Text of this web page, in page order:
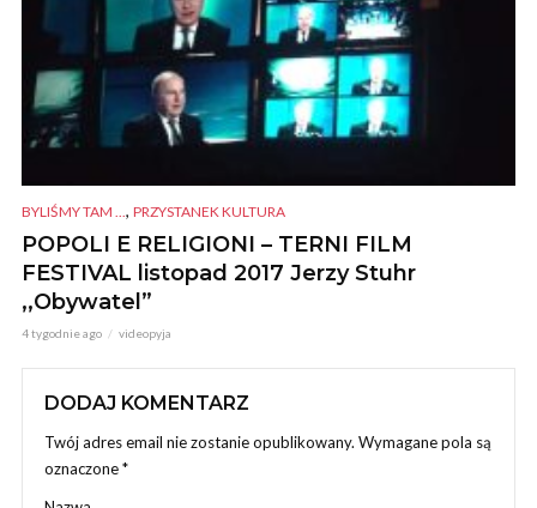
BYLIŚMY TAM ..., PRZYSTANEK KULTURA
POPOLI E RELIGIONI – TERNI FILM
FESTIVAL listopad 2017 Jerzy Stuhr
,,Obywatel”
4 tygodnie ago videopyja
DODAJ KOMENTARZ
Twój adres email nie zostanie opublikowany. Wymagane pola są
oznaczone*